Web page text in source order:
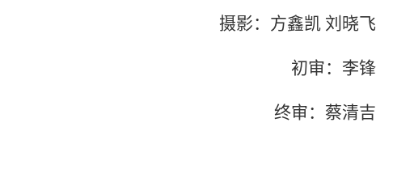
摄影：方鑫凯 刘晓飞
初审：李锋
终审：蔡清吉